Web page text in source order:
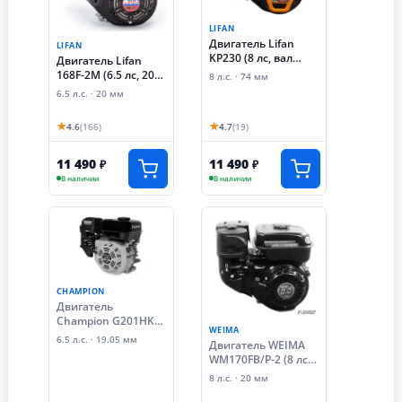
LIFAN
Двигатель Lifan
168F-2M (6.5 лс, 20
мм)
6.5 л.с. · 20 мм
★4.6(166)
11 490 ₽
В наличии
LIFAN
Двигатель Lifan
KP230 (8 лс, вал
LONG Q 19.05 мм)
8 л.с. · 74 мм
★4.7(19)
11 490 ₽
В наличии
CHAMPION
Двигатель
Champion G201HK
(6.5 лс, 20 мм)
6.5 л.с. · 19.05 мм
WEIMA
Двигатель WEIMA
WM170FB/P-2 (8 лс,
20 мм)
8 л.с. · 20 мм